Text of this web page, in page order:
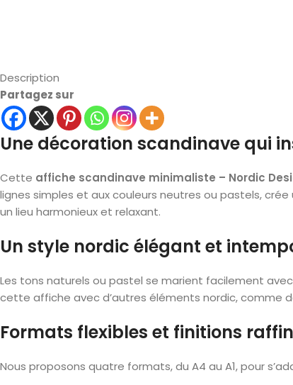
Description
Partagez sur
Une décoration scandinave qui
Cette affiche scandinave minimaliste – Nordic
lignes simples et aux couleurs neutres ou pastels,
un lieu harmonieux et relaxant.
Un style nordic élégant et
Les tons naturels ou pastel se marient facilement
cette affiche avec d’autres éléments nordic, comme
Formats flexibles et finitions
Nous proposons quatre formats, du A4 au A1, pour